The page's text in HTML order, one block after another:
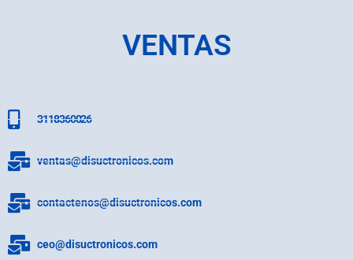
VENTAS
3118360026
ventas@disuctronicos.com
contactenos@disuctronicos.com
ceo@disuctronicos.com